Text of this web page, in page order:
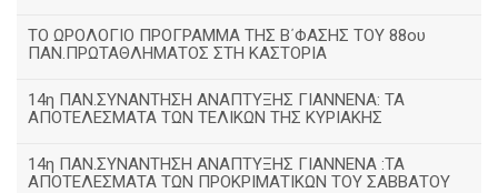
ΤΟ ΩΡΟΛΟΓΙΟ ΠΡΟΓΡΑΜΜΑ ΤΗΣ Β΄ΦΑΣΗΣ ΤΟΥ 88ου
ΠΑΝ.ΠΡΩΤΑΘΛΗΜΑΤΟΣ ΣΤΗ ΚΑΣΤΟΡΙΑ
14η ΠΑΝ.ΣΥΝΑΝΤΗΣΗ ΑΝΑΠΤΥΞΗΣ ΓΙΑΝΝΕΝΑ: ΤΑ
ΑΠΟΤΕΛΕΣΜΑΤΑ ΤΩΝ ΤΕΛΙΚΩΝ ΤΗΣ ΚΥΡΙΑΚΗΣ
14η ΠΑΝ.ΣΥΝΑΝΤΗΣΗ ΑΝΑΠΤΥΞΗΣ ΓΙΑΝΝΕΝΑ :ΤΑ
ΑΠΟΤΕΛΕΣΜΑΤΑ ΤΩΝ ΠΡΟΚΡΙΜΑΤΙΚΩΝ ΤΟΥ ΣΑΒΒΑΤΟΥ